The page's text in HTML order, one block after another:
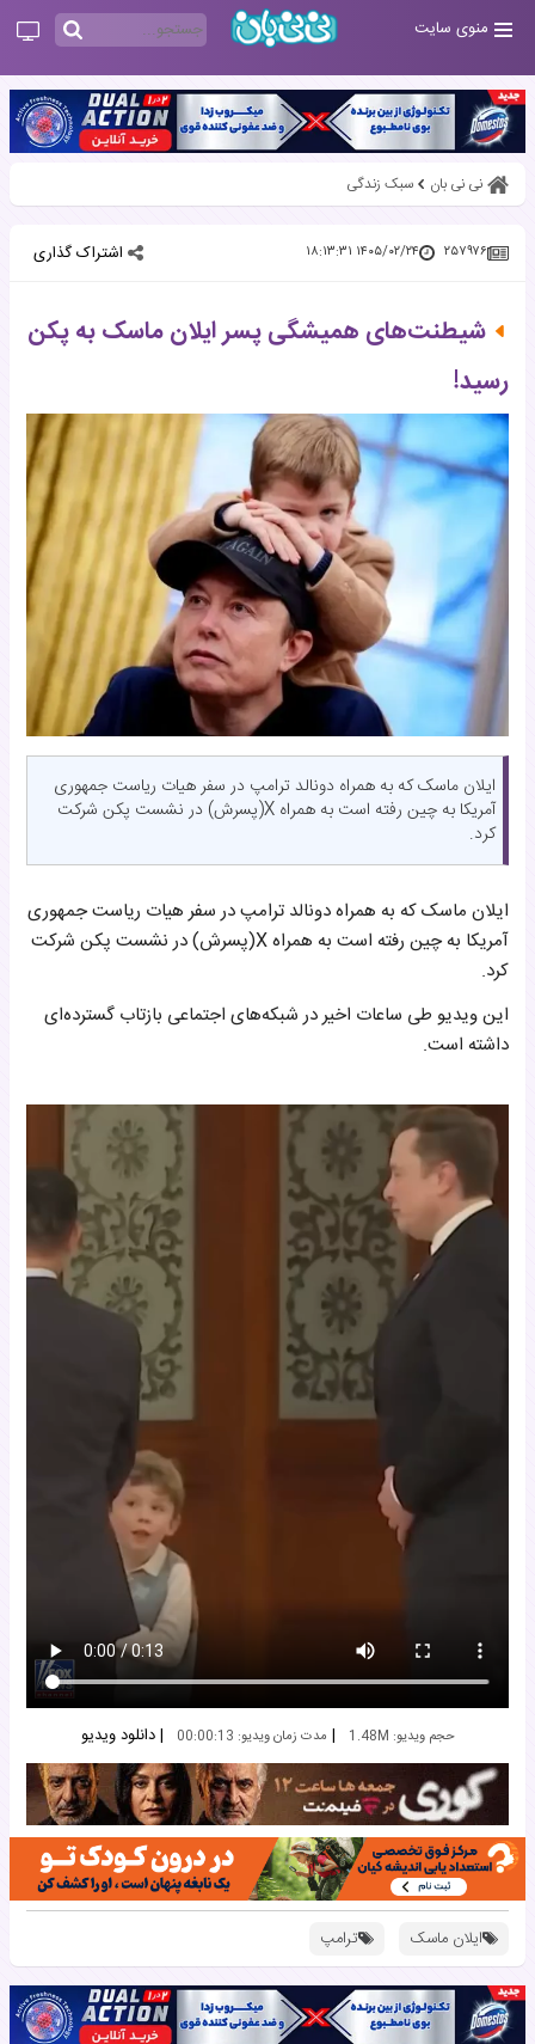
منوی سایت
نی نی بان سبک زندگی
۲۵۷۹۷۶ ۱۴۰۵/۰۲/۲۴ ۱۸:۱۳:۳۱ اشتراک گذاری
شیطنت‌های همیشگی پسر ایلان ماسک به پکن
رسید!
ایلان ماسک که به همراه دونالد ترامپ در سفر هیات ریاست جمهوری
آمریکا به چین رفته است به همراه X(پسرش) در نشست پکن شرکت
کرد.
ایلان ماسک که به همراه دونالد ترامپ در سفر هیات ریاست جمهوری
آمریکا به چین رفته است به همراه X(پسرش) در نشست پکن شرکت
کرد.
این ویدیو طی ساعات اخیر در شبکه‌های اجتماعی بازتاب گسترده‌ای
داشته است.
حجم ویدیو: 1.48M | مدت زمان ویدیو: 00:00:13 |دانلود ویدیو
ایلان ماسک ترامپ